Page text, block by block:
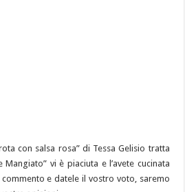
con salsa rosa” di Tessa Gelisio tratta
vi è piaciuta e l’avete cucinata
e datele il vostro voto, saremo